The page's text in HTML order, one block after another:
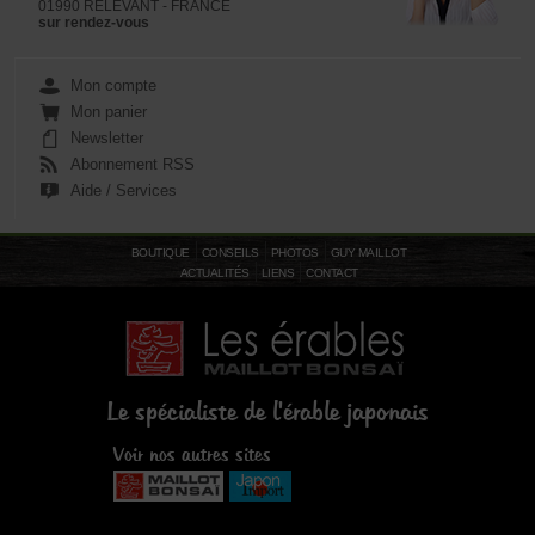
01990 RELEVANT - FRANCE
sur rendez-vous
Mon compte
Mon panier
Newsletter
Abonnement RSS
Aide / Services
BOUTIQUE CONSEILS PHOTOS
GUY MAILLOT
ACTUALITÉS
LIENS CONTACT
Le spécialiste de l'érable japonais
Voir nos autres sites